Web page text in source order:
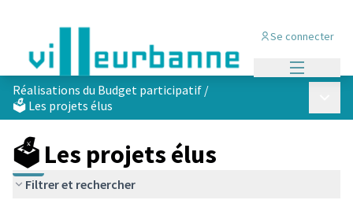
Se connecter
Réalisations du Budget participatif /
🗳️ Les projets élus
🗳️ Les projets élus
Filtrer et rechercher